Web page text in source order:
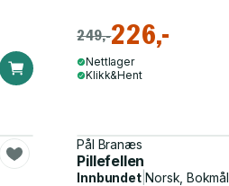
249,-226,-
Nettlager
Klikk&Hent
Pål Branæs
Pillefellen
Innbundet|Norsk, Bokmål